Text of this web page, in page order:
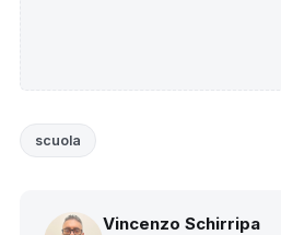
scuola
Vincenzo Schirripa